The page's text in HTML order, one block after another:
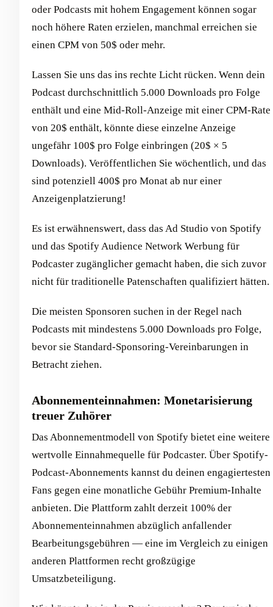
oder Podcasts mit hohem Engagement können sogar
noch höhere Raten erzielen, manchmal erreichen sie
einen CPM von 50$ oder mehr.
Lassen Sie uns das ins rechte Licht rücken. Wenn dein
Podcast durchschnittlich 5.000 Downloads pro Folge
enthält und eine Mid-Roll-Anzeige mit einer CPM-Rate
von 20$ enthält, könnte diese einzelne Anzeige
ungefähr 100$ pro Folge einbringen (20$ × 5
Downloads). Veröffentlichen Sie wöchentlich, und das
sind potenziell 400$ pro Monat ab nur einer
Anzeigenplatzierung!
Es ist erwähnenswert, dass das Ad Studio von Spotify
und das Spotify Audience Network Werbung für
Podcaster zugänglicher gemacht haben, die sich zuvor
nicht für traditionelle Patenschaften qualifiziert hätten.
Die meisten Sponsoren suchen in der Regel nach
Podcasts mit mindestens 5.000 Downloads pro Folge,
bevor sie Standard-Sponsoring-Vereinbarungen in
Betracht ziehen.
Abonnementeinnahmen: Monetarisierung
treuer Zuhörer
Das Abonnementmodell von Spotify bietet eine weitere
wertvolle Einnahmequelle für Podcaster. Über Spotify-
Podcast-Abonnements kannst du deinen engagiertesten
Fans gegen eine monatliche Gebühr Premium-Inhalte
anbieten. Die Plattform zahlt derzeit 100% der
Abonnementeinnahmen abzüglich anfallender
Bearbeitungsgebühren — eine im Vergleich zu einigen
anderen Plattformen recht großzügige
Umsatzbeteiligung.